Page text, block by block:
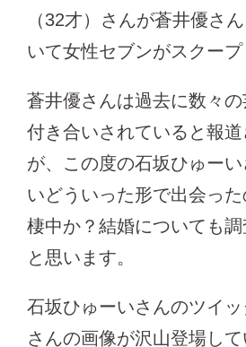
（32才）さんが蒼井優さ
いて女性セブンがスクープ
蒼井優さんは過去に数々
付き合いされていると報
が、この度の石坂ひゅー
いどういった形で出会っ
棲中か？結婚についても
と思います。
石坂ひゅーいさんのツイ
さんの画像が沢山登場して